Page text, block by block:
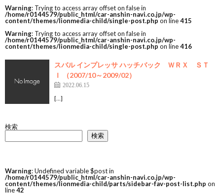
Warning: Trying to access array offset on false in
/home/r0144579/public_html/car-anshin-navi.co.jp/wp-
content/themes/lionmedia-child/single-post.php on line415
Warning: Trying to access array offset on false in
/home/r0144579/public_html/car-anshin-navi.co.jp/wp-
content/themes/lionmedia-child/single-post.php on line416
スバル インプレッサ ハッチバック ＷＲＸ ＳＴ
Ｉ （2007/10～2009/02）
2022.06.15
[…]
検索
検索
Warning: Undefined variable $post in
/home/r0144579/public_html/car-anshin-navi.co.jp/wp-
content/themes/lionmedia-child/parts/sidebar-fav-post-list.php on
line42